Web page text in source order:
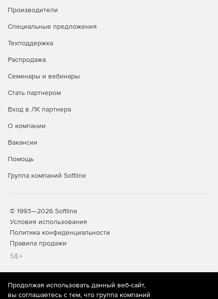
Enterprise).
Поддержка цифровых XML-подписей (только в
Мгновенное создание диаграмм для отображения и
XML.
интеграция с Java-приложениями.
архивах.
Редактирование, проверка и предпросмотр файлов
EPUB.
правописания, удаление лишних пробелов.
Схемы UBL 2.1 в составе продукта.
Производители
Специальные предложения
Техподдержка
Распродажа
Семинары и вебинары
Стать партнером
Вход в ЛК партнера
О компании
Вакансии
Помощь
Группа компаний Softline
© 1993—2026 Softline
Условия использования
Политика конфиденциальности
Правила продажи
14+
На информационном ресурсе store.softline.ru применяются
Продолжая использовать данный веб-сайт,
вы соглашаетесь с тем, что группа компаний